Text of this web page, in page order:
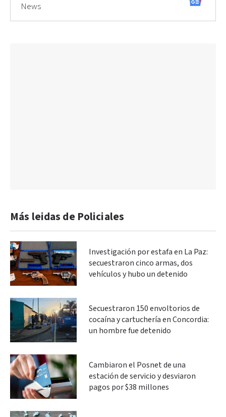
News
Más leidas de Policiales
Investigación por estafa en La Paz:
secuestraron cinco armas, dos
vehículos y hubo un detenido
Secuestraron 150 envoltorios de
cocaína y cartuchería en Concordia:
un hombre fue detenido
Cambiaron el Posnet de una
estación de servicio y desviaron
pagos por $38 millones